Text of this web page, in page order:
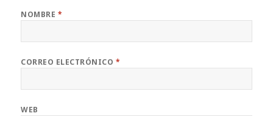
NOMBRE *
CORREO ELECTRÓNICO *
WEB